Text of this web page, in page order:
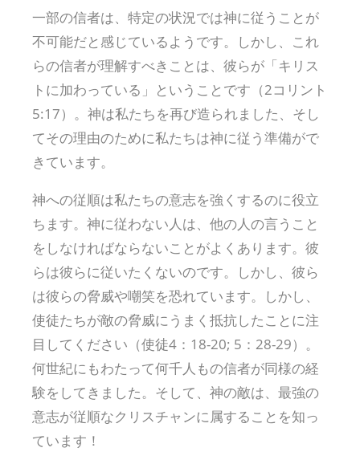
一部の信者は、特定の状況では神に従うことが
不可能だと感じているようです。しかし、これ
らの信者が理解すべきことは、彼らが「キリス
トに加わっている」ということです（2コリント
5:17）。神は私たちを再び造られました、そし
てその理由のために私たちは神に従う準備がで
きています。
神への従順は私たちの意志を強くするのに役立
ちます。神に従わない人は、他の人の言うこと
をしなければならないことがよくあります。彼
らは彼らに従いたくないのです。しかし、彼ら
は彼らの脅威や嘲笑を恐れています。しかし、
使徒たちが敵の脅威にうまく抵抗したことに注
目してください（使徒4：18-20; 5：28-29）。
何世紀にもわたって何千人もの信者が同様の経
験をしてきました。そして、神の敵は、最強の
意志が従順なクリスチャンに属することを知っ
ています！